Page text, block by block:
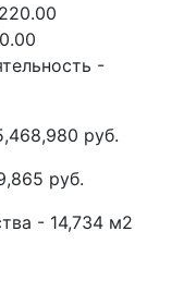
-
руб.
руб.
- 14,734 м2